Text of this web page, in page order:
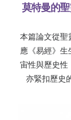
莫特曼的
本篇論文從聖
應《易經》
宙性與歷史性
亦緊扣歷史